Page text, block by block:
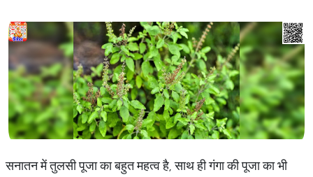
सनातन में तुलसी पूजा का बहुत महत्व है, साथ ही गंगा की पूजा का भी